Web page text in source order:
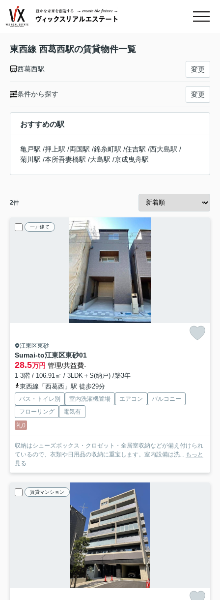
東西線 西葛西駅の賃貸物件一覧
西葛西駅 変更
条件から探す 変更
おすすめの駅
亀戸駅 /押上駅 /両国駅 /錦糸町駅 /住吉駅 /西大島駅 /
菊川駅 /本所吾妻橋駅 /大島駅 /京成曳舟駅
2件
一戸建て
江東区東砂
Sumai-to江東区東砂01
28.5万円 管理/共益費-
1-3階 / 106.91㎡ / 3LDK＋S(納戸) /築3年
東西線「西葛西」駅 徒歩29分
バス・トイレ別 室内洗濯機置場 エアコン
バルコニー
フローリング
電気有
礼0
収納はシューズボックス・クロゼット・全居室収納などが備え付けられ
ているので、衣類や日用品の収納に重宝します。室内設備は洗... もっと
見る
賃貸マンション